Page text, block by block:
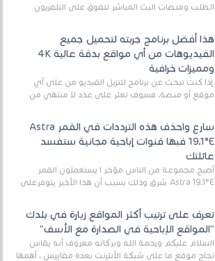
الطلب ومنصات البث المباشر تتفوق على التلفزيون
الرقمي الأرضي التقليدي، يُعدّ IPTV-org خيار...
هذا أفضل برنامج جربته لتحميل جميع
الفيديوهات من أي مواقع بدقة عالية 4K
ومميزات خرافية
إذا كنت تبحث عن برنامج لتنزيل الفيديو من على أي
موقع أو منصة، فسوف تعثر على عدد لا منتهي من
سارع واحذف هذه الترددات في القمر Astra
19.1°E فبها قنوات إباحية مجانية ستفسد
عائلتك
أصبح مجموعة من الناس مؤخر ا يستعملون القمر
Astra 19.1°E شرق وذلك بسبب أن هذا الأخير يتوفرعلى
تعرف على ترتيب أكثر المواقع زيارة في بلدك
"المواقع الإباحية في الصدارة مع الأسف"
السلام عليكم ورحمة الله وبركاته معروف أنه يقاس
نجاح موقع ما على شبكة الأنترنت بعدة مقاييس ، أهمها